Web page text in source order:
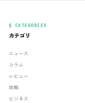
§ CATEGORIES
カテゴリ
ニュース
コラム
レビュー
攻略
ビジネス